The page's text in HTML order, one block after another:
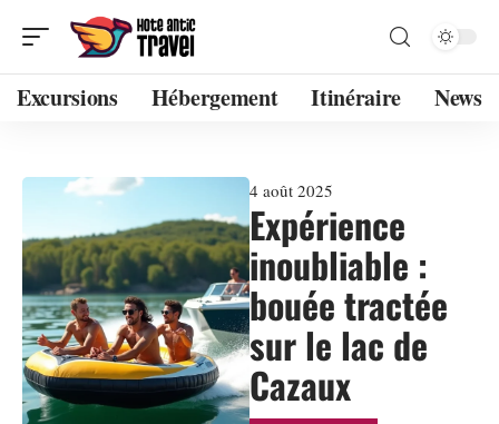
Excursions Hébergement Itinéraire News
4 août 2025
Expérience
inoubliable :
bouée tractée
sur le lac de
Cazaux